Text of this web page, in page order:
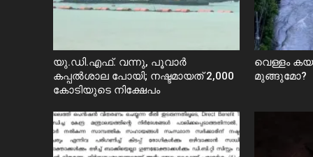
യു.ഡി.എഫ്. വന്നു, പൂവാർ
കപ്പൽശാല പോയി; നഷ്ടമായത് 2,000
കോടിയുടെ നിക്ഷേപം
വെള്ളം
മുങ്ങുമോ?